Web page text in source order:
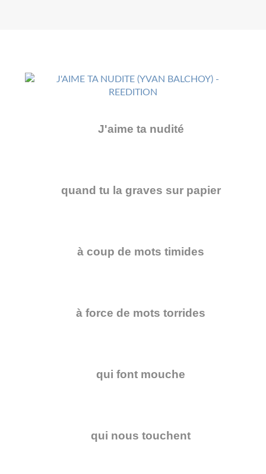
J'aime ta nudité
quand tu la graves sur papier
à coup de mots timides
à force de mots torrides
qui font mouche
qui nous touchent